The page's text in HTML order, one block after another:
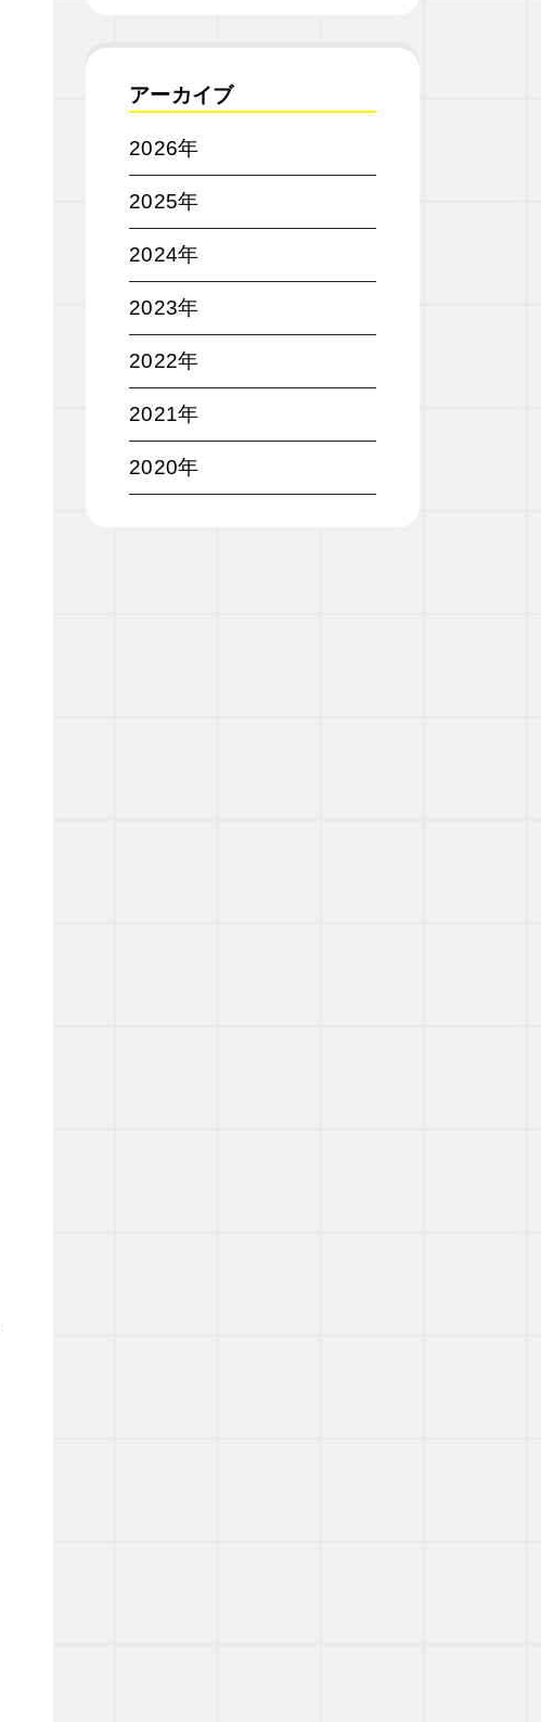
アーカイブ
2026年
2025年
2024年
2023年
2022年
2021年
2020年